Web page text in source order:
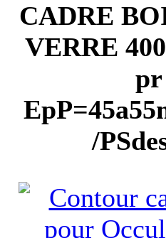
CADRE
VERRE
pr
/